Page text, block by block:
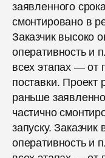
заявленного
смонтировано в
Заказчик высоко
оперативность и
всех этапах — от
поставки.
раньше
частично
запуску.
оперативность и